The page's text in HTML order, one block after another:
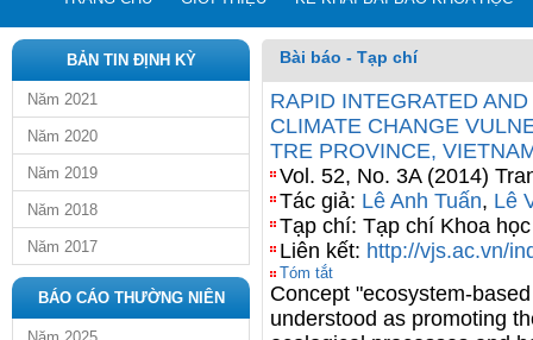
BẢN TIN ĐỊNH KỲ
Năm 2021
Năm 2020
Năm 2019
Năm 2018
Năm 2017
BÁO CÁO THƯỜNG NIÊN
Bài báo - Tạp chí
RAPID INTEGRATED
CLIMATE CHANGE
TRE PROVINCE,
Vol. 52, No. 3A (2014)
Tác giả: Lê Anh Tuấn, Lê
Tạp chí: Tạp chí Khoa
Liên kết: http://vjs.ac.vn/
Tóm tắt
Concept "ecosystem-
understood as promoting